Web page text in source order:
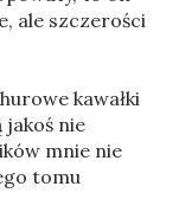
ale szczerości
kawałki
jakoś nie
mnie nie
tomu